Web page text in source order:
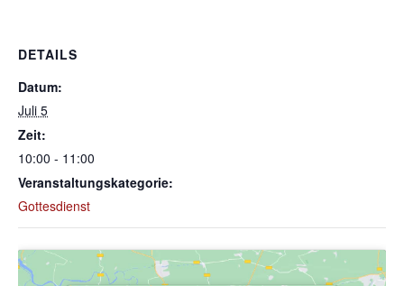
DETAILS
Datum:
Juli 5
Zeit:
10:00 - 11:00
Veranstaltungskategorie:
Gottesdienst